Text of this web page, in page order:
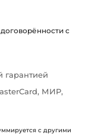
с
гарантией
МИР,
с другими